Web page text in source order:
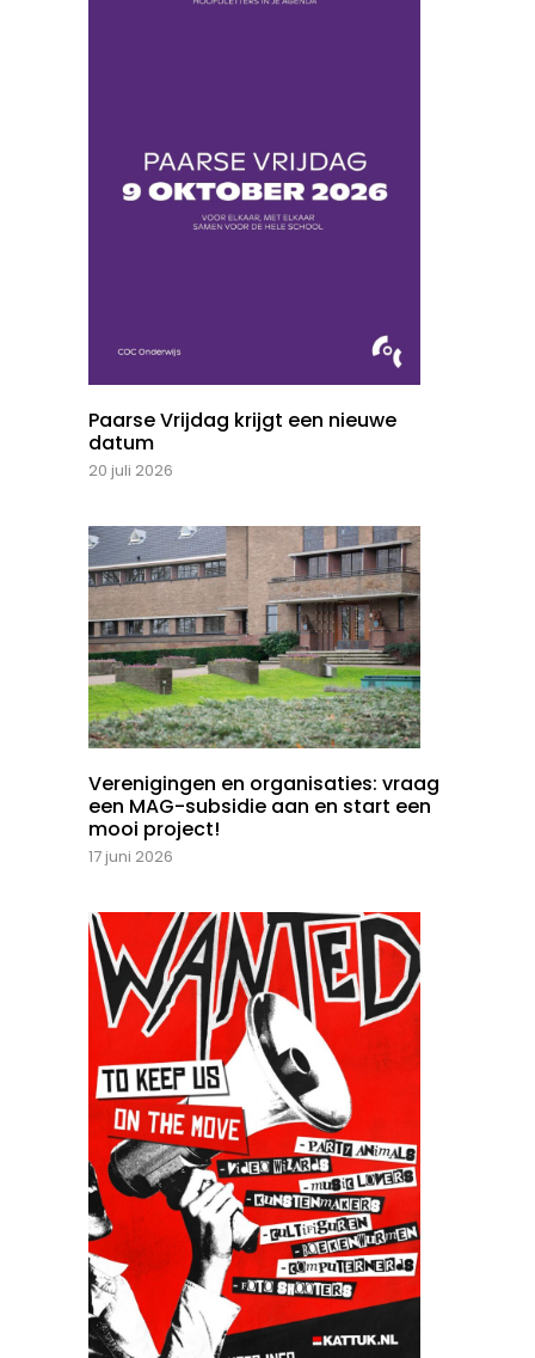
Paarse Vrijdag krijgt een nieuwe
datum
20 juli 2026
Verenigingen en organisaties: vraag
een MAG-subsidie aan en start een
mooi project!
17 juni 2026